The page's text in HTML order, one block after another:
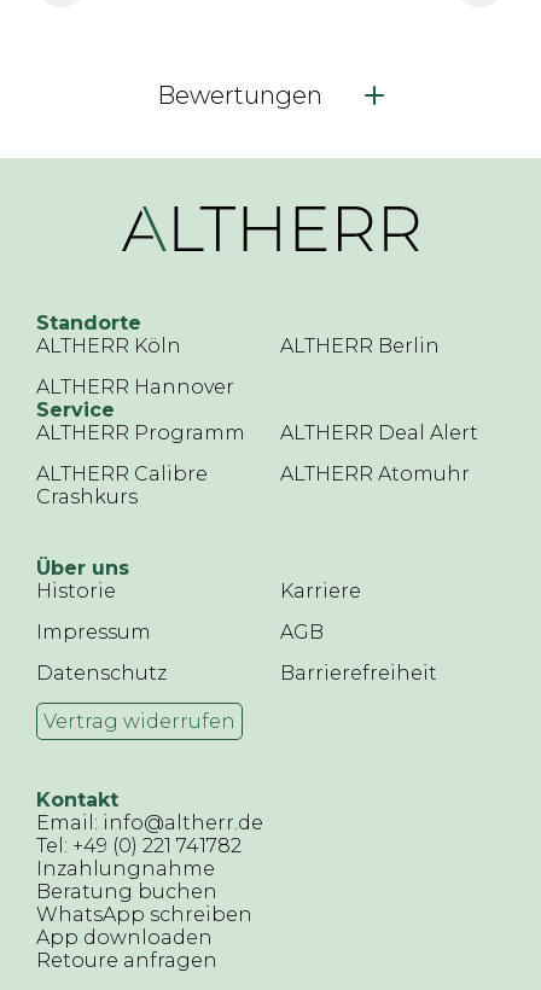
Bewertungen
Standorte
ALTHERR Köln
ALTHERR Berlin
ALTHERR Hannover
Service
ALTHERR Programm
ALTHERR Deal Alert
ALTHERR Calibre
Crashkurs
ALTHERR Atomuhr
Über uns
Historie
Karriere
Impressum
AGB
Datenschutz
Barrierefreiheit
Vertrag widerrufen
Kontakt
Email: info@altherr.de
Tel: +49 (0) 221 741782
Inzahlungnahme
Beratung buchen
WhatsApp schreiben
App downloaden
Retoure anfragen